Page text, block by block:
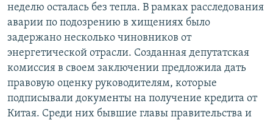
неделю осталась без тепла. В рамках расследования
аварии по подозрению в хищениях было
задержано несколько чиновников от
энергетической отрасли. Созданная депутатская
комиссия в своем заключении предложила дать
правовую оценку руководителям, которые
подписывали документы на получение кредита от
Китая. Среди них бывшие главы правительства и